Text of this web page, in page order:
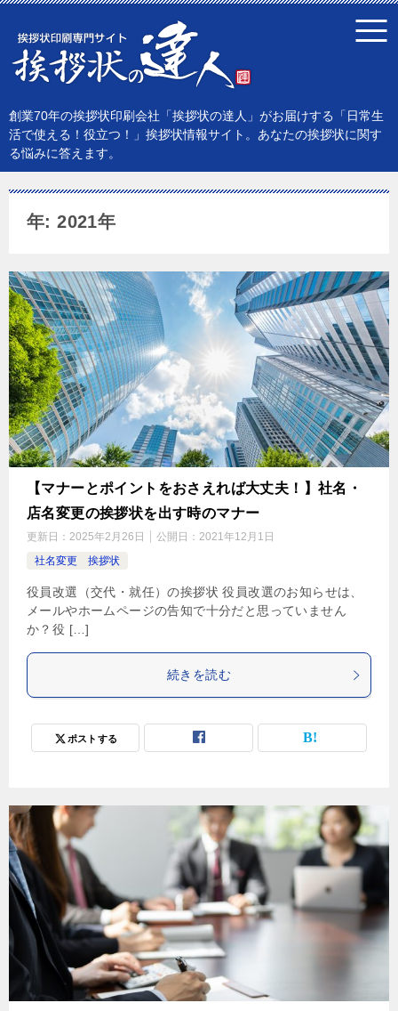
創業70年の挨拶状印刷会社「挨拶状の達人」がお届けする「日常生
活で使える！役立つ！」挨拶状情報サイト。あなたの挨拶状に関す
る悩みに答えます。
年: 2021年
【マナーとポイントをおさえれば大丈夫！】社名・
店名変更の挨拶状を出す時のマナー
更新日： 2025年2月26日 公開日： 2021年12月1日
社名変更 挨拶状
役員改選（交代・就任）の挨拶状 役員改選のお知らせは、
メールやホームページの告知で十分だと思っていません
か？役 […]
続きを読む
ポストする